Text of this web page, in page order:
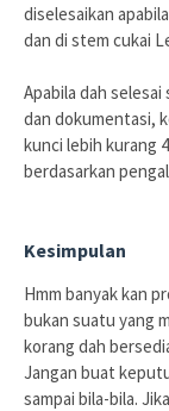
diselesaikan
dan di stem cukai
Apabila dah
dan dokumentasi,
kunci lebih kurang
berdasarkan
Kesimpulan
Hmm banyak kan
bukan suatu yang
korang dah
Jangan buat
sampai bila-bila.